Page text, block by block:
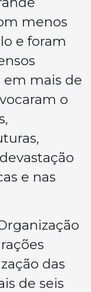
menos
e foram
em mais de
o
e nas
das
de seis